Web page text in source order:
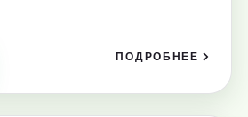
ПОДРОБНЕЕ